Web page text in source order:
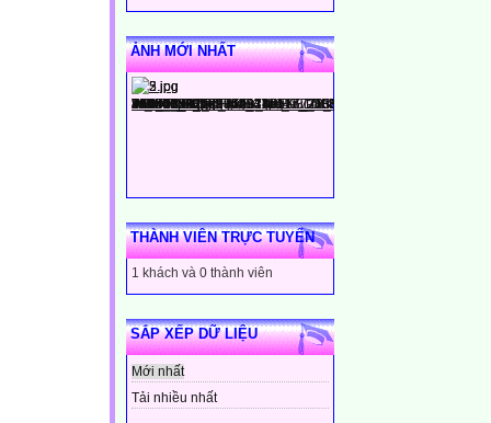
ẢNH MỚI NHẤT
THÀNH VIÊN TRỰC TUYẾN
1 khách và 0 thành viên
SẮP XẾP DỮ LIỆU
Mới nhất
Tải nhiều nhất